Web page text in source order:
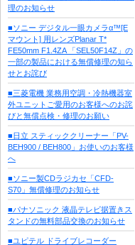
理のお知らせ
■ソニー デジタル一眼カメラα™[E
マウント] 用レンズPlanar T*
FE50mm F1.4ZA 「SEL50F14Z」の
一部の製品における無償修理の知ら
せとお詫び
■三菱電機 業務用空調・冷熱機器室
外ユニットご愛用のお客様へのお詫
びと無償点検・修理のお願い
■日立 スティッククリーナー「PV-
BEH900 / BEH800」お使いのお客様
へ
■ソニー製CDラジカセ「CFD-
S70」無償修理のお知らせ
■パナソニック 液晶テレビ据置きス
タンドの無料部品交換のお知らせ
■ユピテル ドライブレコーダー